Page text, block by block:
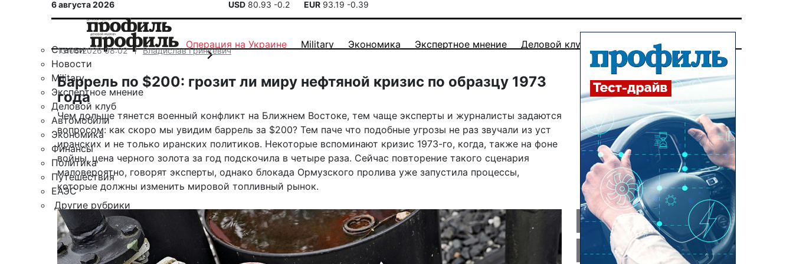
6 августа 2026 USD 80.93 -0.2 EUR 93.19 -0.39
Статьи
Новости
Military
Экспертное мнение
Деловой клуб
Автомобили
Экономика
Финансы
Политика
Путешествия
ЕАЭС
Другие рубрики
Спецпроект «Юрий Мамлеев»
Календарь событий
Зарубежье
Операция на Украине Military Экономика Экспертное мнение Деловой клуб
13.05.2026 08:02 Владислав Гринкевич
Баррель по $200: грозит ли миру нефтяной кризис по образцу 1973
года
Чем дольше тянется военный конфликт на Ближнем Востоке, тем чаще эксперты и журналисты задаются
вопросом: как скоро мы увидим баррель за $200? Тем паче что подобные угрозы не раз звучали из уст
иранских и не только иранских политиков. Некоторые вспоминают кризис 1973-го, когда, также на фоне
войны, цена черного золота за год подскочила в четыре раза. Сейчас повторение такого сценария
маловероятно, говорят эксперты, однако блокада Ормузского пролива уже запустила процессы,
которые должны изменить мировой топливный рынок.